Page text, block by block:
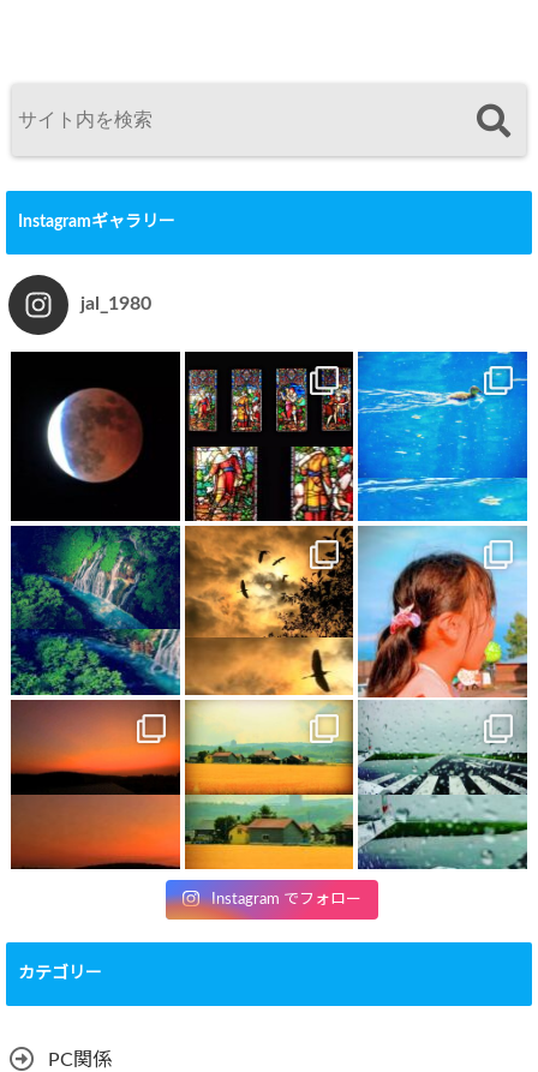
Instagramギャラリー
jal_1980
Instagram でフォロー
カテゴリー
PC関係